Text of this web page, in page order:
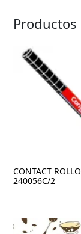
CONTACT
240056C/2